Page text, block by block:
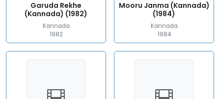
Garuda Rekhe
(Kannada) (1982)
Kannada
1982
Mooru Janma (Kannada)
(1984)
Kannada
1984